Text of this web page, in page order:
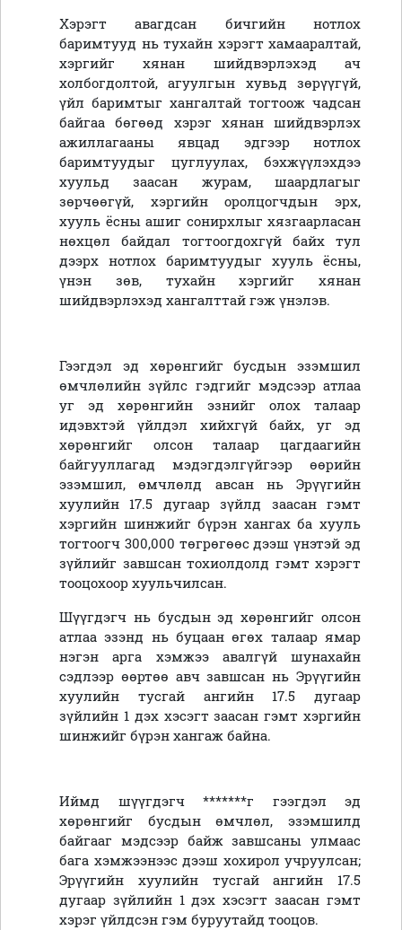
Хэрэгт авагдсан бичгийн нотлох
баримтууд нь тухайн хэрэгт хамааралтай,
хэргийг хянан шийдвэрлэхэд ач
холбогдолтой, агуулгын хувьд зөрүүгүй,
үйл баримтыг хангалтай тогтоож чадсан
байгаа бөгөөд хэрэг хянан шийдвэрлэх
ажиллагааны явцад эдгээр нотлох
баримтуудыг цуглуулах, бэхжүүлэхдээ
хуульд заасан журам, шаардлагыг
зөрчөөгүй, хэргийн оролцогчдын эрх,
хууль ёсны ашиг сонирхлыг хязгаарласан
нөхцөл байдал тогтоогдохгүй байх тул
дээрх нотлох баримтуудыг хууль ёсны,
үнэн зөв, тухайн хэргийг хянан
шийдвэрлэхэд хангалттай гэж үнэлэв.
Гээгдэл эд хөрөнгийг бусдын эзэмшил
өмчлөлийн зүйлс гэдгийг мэдсээр атлаа
уг эд хөрөнгийн эзнийг олох талаар
идэвхтэй үйлдэл хийхгүй байх, уг эд
хөрөнгийг олсон талаар цагдаагийн
байгууллагад мэдэгдэлгүйгээр өөрийн
эзэмшил, өмчлөлд авсан нь Эрүүгийн
хуулийн 17.5 дугаар зүйлд заасан гэмт
хэргийн шинжийг бүрэн хангах ба хууль
тогтоогч 300,000 төгрөгөөс дээш үнэтэй эд
зүйлийг завшсан тохиолдолд гэмт хэрэгт
тооцохоор хуульчилсан.
Шүүгдэгч нь бусдын эд хөрөнгийг олсон
атлаа эзэнд нь буцаан өгөх талаар ямар
нэгэн арга хэмжээ авалгүй шунахайн
сэдлээр өөртөө авч завшсан нь Эрүүгийн
хуулийн тусгай ангийн 17.5 дугаар
зүйлийн 1 дэх хэсэгт заасан гэмт хэргийн
шинжийг бүрэн хангаж байна.
Иймд шүүгдэгч *******г гээгдэл эд
хөрөнгийг бусдын өмчлөл, эзэмшилд
байгааг мэдсээр байж завшсаны улмаас
бага хэмжээнээс дээш хохирол учруулсан;
Эрүүгийн хуулийн тусгай ангийн 17.5
дугаар зүйлийн 1 дэх хэсэгт заасан гэмт
хэрэг үйлдсэн гэм буруутайд тооцов.